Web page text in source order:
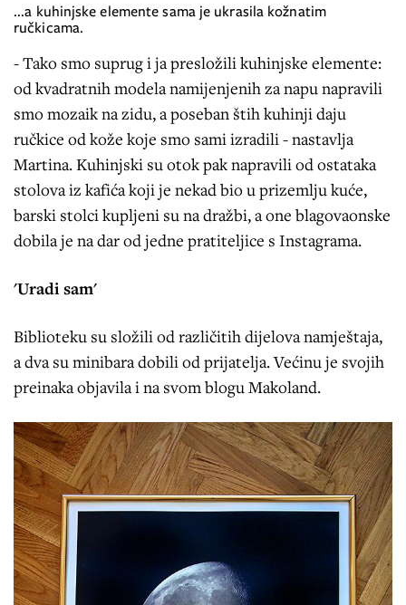
...a kuhinjske elemente sama je ukrasila kožnatim
ručkicama.
- Tako smo suprug i ja presložili kuhinjske elemente:
od kvadratnih modela namijenjenih za napu napravili
smo mozaik na zidu, a poseban štih kuhinji daju
ručkice od kože koje smo sami izradili - nastavlja
Martina. Kuhinjski su otok pak napravili od ostataka
stolova iz kafića koji je nekad bio u prizemlju kuće,
barski stolci kupljeni su na dražbi, a one blagovaonske
dobila je na dar od jedne pratiteljice s Instagrama.
'Uradi sam'
Biblioteku su složili od različitih dijelova namještaja,
a dva su minibara dobili od prijatelja. Većinu je svojih
preinaka objavila i na svom blogu Makoland.